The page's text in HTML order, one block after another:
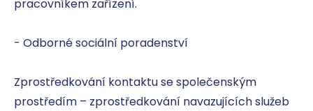
pracovníkem zařízení.
- Odborné sociální poradenství
Zprostředkování kontaktu se společenským
prostředím – zprostředkování navazujících služeb